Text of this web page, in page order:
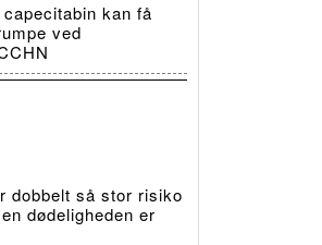
kan få
ved
dobbelt så stor risiko
dødeligheden er